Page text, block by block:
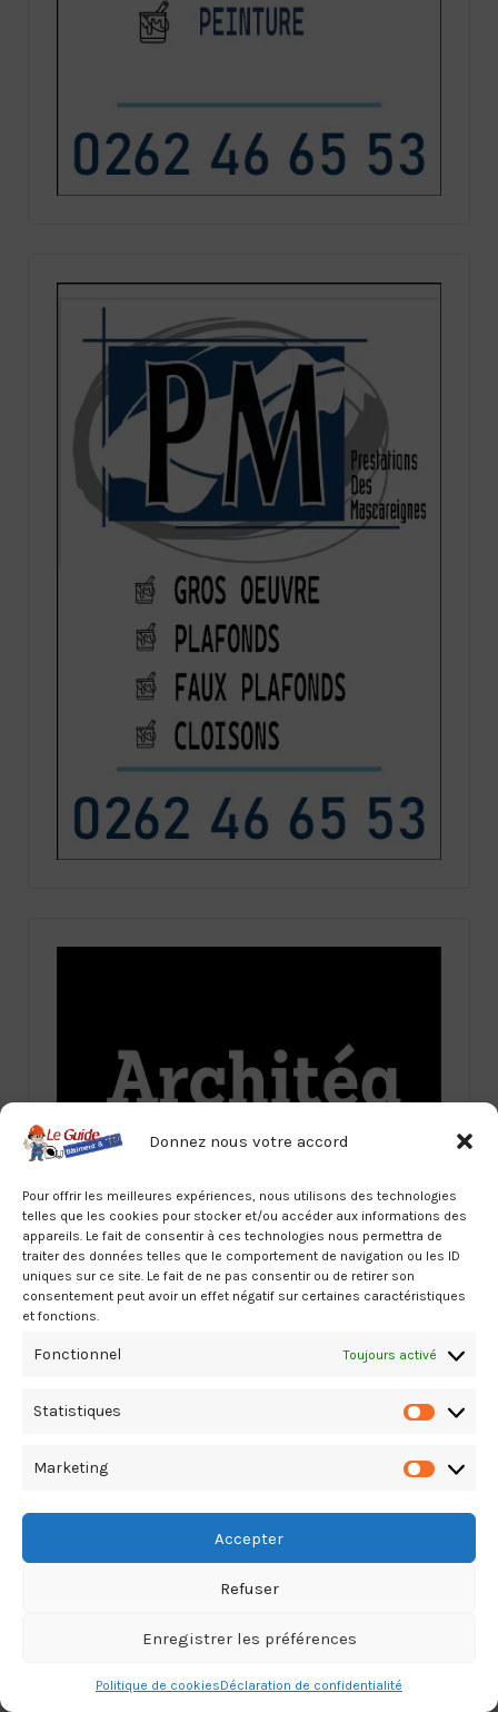
Donnez nous votre accord
Pour offrir les meilleures expériences, nous utilisons des technologies
telles que les cookies pour stocker et/ou accéder aux informations des
appareils. Le fait de consentir à ces technologies nous permettra de
traiter des données telles que le comportement de navigation ou les ID
uniques sur ce site. Le fait de ne pas consentir ou de retirer son
consentement peut avoir un effet négatif sur certaines caractéristiques
et fonctions.
Fonctionnel Toujours activé
Statistiques
Marketing
Accepter
Refuser
Enregistrer les préférences
Politique de cookiesDéclaration de confidentialité